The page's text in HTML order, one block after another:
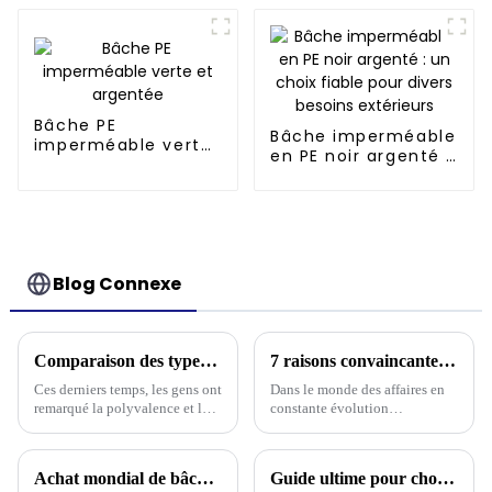
réutilisables
Bâche PE
imperméable verte
Bâche imperméable
en PE noir argenté :
Blog Connexe
Comparaison des types de toitures en bâche selon les conditions météorologiques
Ces derniers temps, les gens ont
remarqué la polyvalence et la
surtout dans les endroits
climatiques extrêmes. Enfin,
7 raisons convaincantes pour lesquelles le meilleur tissu de bâche est essentiel pour votre entreprise
Dans le monde des affaires en
constante évolution
vraiment pas sous-estimer
haute qualité, en particulier
Achat mondial de bâches en polypropylène de qualité supérieure : le savoir-faire chinois au service des marchés axés sur la qualité Guide ultime pour choisir la meilleure bâche en plastique pour vos besoins industriels